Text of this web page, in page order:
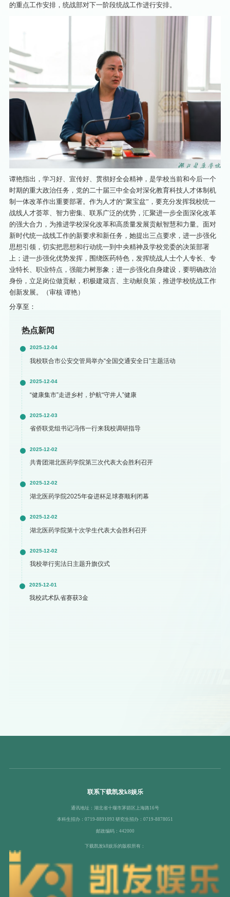
的重点工作安排，统战部对下一阶段统战工作进行安排。
谭艳指出，学习好、宣传好、贯彻好全会精神，是学校当前和今后一个
时期的重大政治任务，党的二十届三中全会对深化教育科技人才体制机
制一体改革作出重要部署。作为人才的“聚宝盆”，要充分发挥我校统一
战线人才荟萃、智力密集、联系广泛的优势，汇聚进一步全面深化改革
的强大合力，为推进学校深化改革和高质量发展贡献智慧和力量。面对
新时代统一战线工作的新要求和新任务，她提出三点要求，进一步强化
思想引领，切实把思想和行动统一到中央精神及学校党委的决策部署
上；进一步强化优势发挥，围绕医药特色，发挥统战人士个人专长、专
业特长、职业特点，强能力树形象；进一步强化自身建设，要明确政治
身份，立足岗位做贡献，积极建箴言、主动献良策，推进学校统战工作
创新发展。（审核 谭艳）
分享至：
热点新闻
2025-12-04
我校联合市公安交管局举办“全国交通安全日”主题活动
2025-12-04
“健康集市”走进乡村，护航“守井人”健康
2025-12-03
省侨联党组书记冯伟一行来我校调研指导
2025-12-02
共青团湖北医药学院第三次代表大会胜利召开
2025-12-02
湖北医药学院2025年奋进杯足球赛顺利闭幕
2025-12-02
湖北医药学院第十次学生代表大会胜利召开
2025-12-02
我校举行宪法日主题升旗仪式
2025-12-01
我校武术队省赛获3金
联系下载凯发k8娱乐
通讯地址：湖北省十堰市茅箭区上海路16号
本科生招办：0719-8891093 研究生招办：0719-8878051
邮政编码：442000
下载凯发k8娱乐的版权所有：